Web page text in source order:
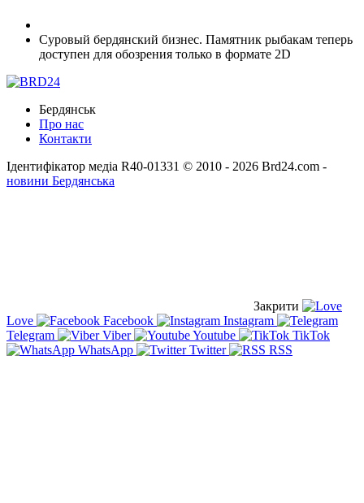
Суровый бердянский бизнес. Памятник рыбакам теперь
доступен для обозрения только в формате 2D
Бердянськ
Про нас
Контакти
Ідентифікатор медіа R40-01331 © 2010 - 2026 Brd24.com -
новини Бердянська
Закрити
Love
Facebook
Instagram
Telegram
Viber Youtube
TikTok
WhatsApp
Twitter RSS